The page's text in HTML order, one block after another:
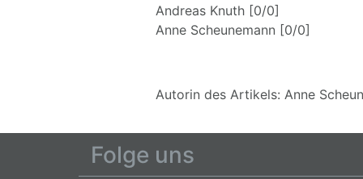
Andreas Knuth [0/0]
Anne Scheunemann [0/0]
Autorin des Artikels: Anne
Folge uns